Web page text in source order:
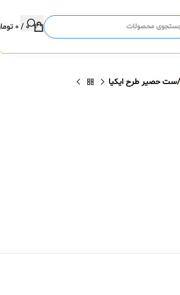
0
/
0
ست حصیر طرح ایکیا